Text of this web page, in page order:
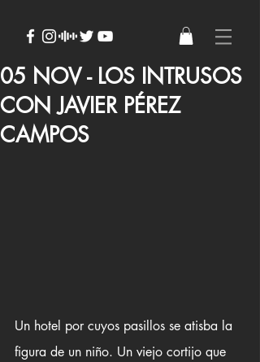
05 NOV - LOS INTRUSOS
CON JAVIER PÉREZ
CAMPOS
Un hotel por cuyos pasillos se atisba la
figura de un niño. Un viejo cortijo que